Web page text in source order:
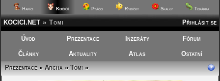
Hafíci Kočičí Ptáčci Rybičky Skalky Terárka
Přihlásit se
KOCICI.NET » Tomi
Úvod Prezentace Inzeráty Fórum
Články Aktuality Atlas
Ostatní
Prezentace»Archa»Tomi»